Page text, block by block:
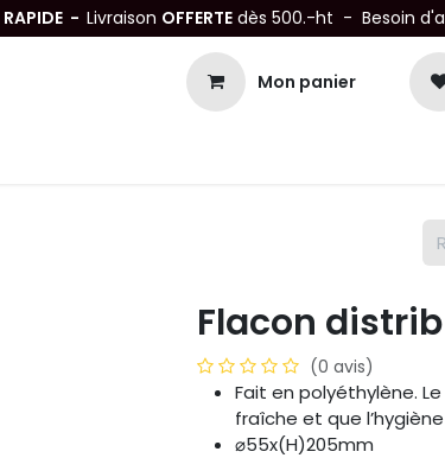
RAPIDE - Livraison OFFERTE dès 500.-ht - Besoin
Mon panier
Flacon
(0 avis)
Fait en polyéthylène.
fraîche et que
⌀55x(H)205mm